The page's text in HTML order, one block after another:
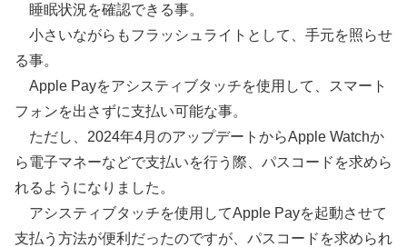
睡眠状況を確認できる事。
小さいながらもフラッシュライトとして、手元を照らせ
る事。
Apple Payをアシスティブタッチを使用して、スマート
フォンを出さずに支払い可能な事。
ただし、2024年4月のアップデートからApple Watchか
ら電子マネーなどで支払いを行う際、パスコードを求めら
れるようになりました。
アシスティブタッチを使用してApple Payを起動させて
支払う方法が便利だったのですが、パスコードを求められ